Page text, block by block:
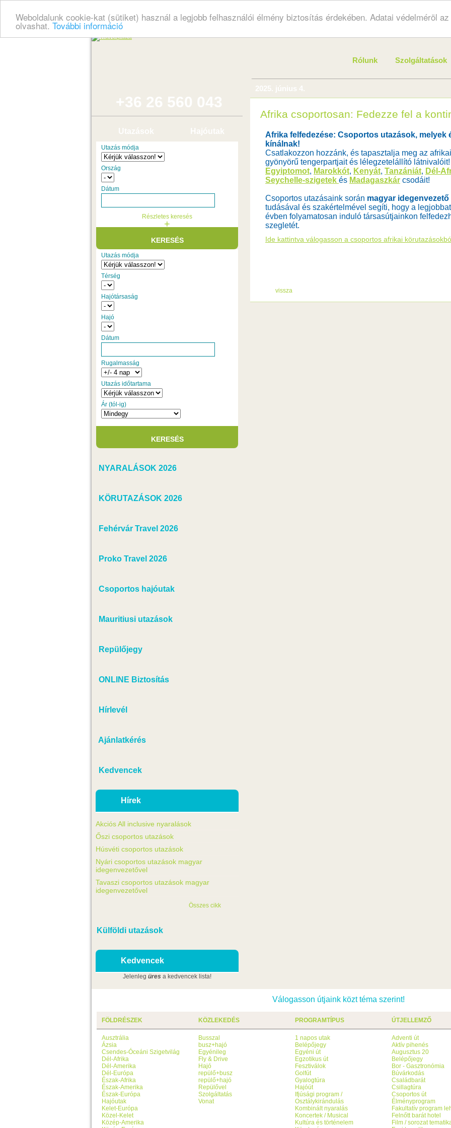
Weboldalunk cookie-kat (sütiket) használ a legjobb felhasználói élmény biztosítás érdekében. Adatai védelméröl az
olvashat. További információ
Rólunk Szolgáltatások
+36 26 560 043
Utazások Hajóutak
Utazás módja
Ország
Dátum
Részletes keresés
+
Utazás módja
Térség
Hajótársaság
Hajó
Dátum
Rugalmasság
Utazás időtartama
Ár (tól-ig)
NYARALÁSOK 2026
KÖRUTAZÁSOK 2026
Fehérvár Travel 2026
Proko Travel 2026
Csoportos hajóutak
Mauritiusi utazások
Repülőjegy
ONLINE Biztosítás
Hírlevél
Ajánlatkérés
Kedvencek
Hírek
Akciós All inclusive nyaralások
Őszi csoportos utazások
Húsvéti csoportos utazások
Nyári csoportos utazások magyar
idegenvezetővel
Tavaszi csoportos utazások magyar
idegenvezetővel
Összes cikk
Külföldi utazások
Kedvencek
Jelenleg üres a kedvencek lista!
2025. június 4.
Afrika csoportosan: Fedezze fel a
Afrika felfedezése: Csoportos utazások, melyek
kínálnak!
Csatlakozzon hozzánk, és tapasztalja meg az
gyönyörű tengerpartjait és lélegzetelállító
Egyiptomot, Marokkót, Kenyát, Tanzániát, Dél-
Seychelle-szigetek és Madagaszkár csodáit!
Csoportos utazásaink során magyar idegenvezető
tudásával és szakértelmével segíti, hogy a
évben folyamatosan induló társasútjainkon
szegletét.
Ide kattintva válogasson a csoportos afrikai
vissza
Válogasson útjaink közt téma szerint!
FÖLDRÉSZEK
Ausztrália
Ázsia
Csendes-Óceáni Szigetvilág
Dél-Afrika
Dél-Amerika
Dél-Európa
Észak-Afrika
Észak-Amerika
Észak-Európa
Hajóutak
Kelet-Európa
Közel-Kelet
Közép-Amerika
KÖZLEKEDÉS
Busszal
busz+hajó
Egyénileg
Fly & Drive
Hajó
repülő+busz
repülő+hajó
Repülővel
Szolgáltatás
Vonat
PROGRAMTÍPUS
1 napos utak
Belépőjegy
Egyéni út
Egzotikus út
Fesztiválok
Golfút
Gyalogtúra
Hajóút
Ifjúsági program /
Osztálykirándulás
Kombinált nyaralás
Koncertek / Musical
Kultúra és történelem
ÚTJELLEMZŐ
Adventi út
Aktív pihenés
Augusztus 20
Belépőjegy
Bor - Gasztronómia
Búvárkodás
Családbarát
Csillagtúra
Csoportos út
Élményprogram
Fakultatív program
Felnőtt barát hotel
Film / sorozat